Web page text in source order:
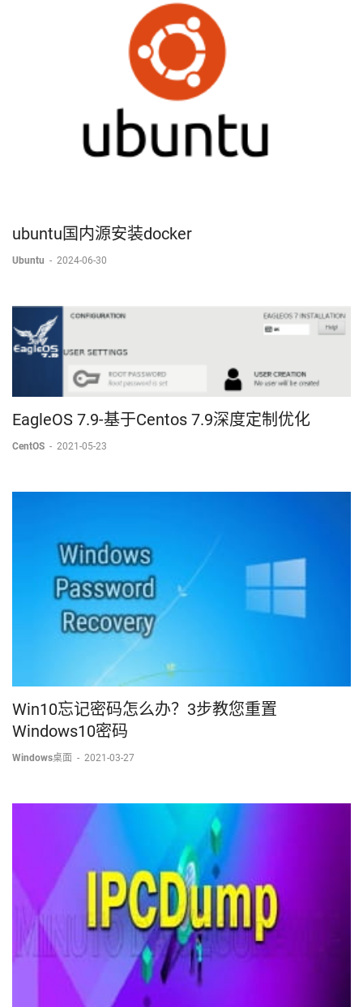
ubuntu国内源安装docker
Ubuntu - 2024-06-30
EagleOS 7.9-基于Centos 7.9深度定制优化
CentOS - 2021-05-23
Win10忘记密码怎么办？3步教您重置
Windows10密码
Windows桌面 - 2021-03-27